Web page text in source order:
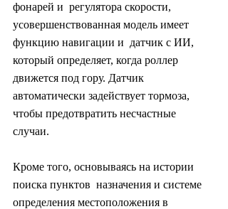
фонарей и  регулятора скорости,
усовершенствованная модель имеет
функцию навигации и  датчик с ИИ,
который определяет, когда роллер
движется под гору. Датчик
автоматически задействует тормоза,
чтобы предотвратить несчастные
случаи.
Кроме того, основываясь на истории
поиска пунктов  назначения и системе
определения местоположения в